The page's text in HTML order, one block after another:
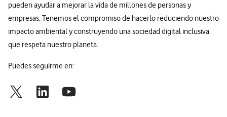
pueden ayudar a mejorar la vida de millones de personas y
empresas. Tenemos el compromiso de hacerlo reduciendo nuestro
impacto ambiental y construyendo una sociedad digital inclusiva
que respeta nuestro planeta.
Puedes seguirme en: